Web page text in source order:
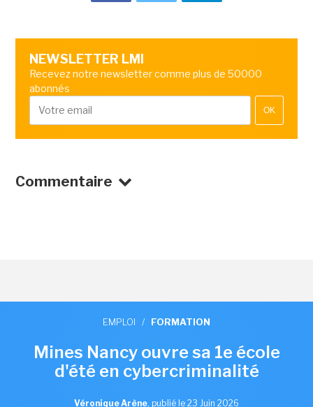
NEWSLETTER LMI
Recevez notre newsletter comme plus de 50000
abonnés
OK
Commentaire
EMPLOI / FORMATION
Mines Nancy ouvre sa 1e école
d'été en cybercriminalité
Véronique Arène, publié le 23 Juin 2026